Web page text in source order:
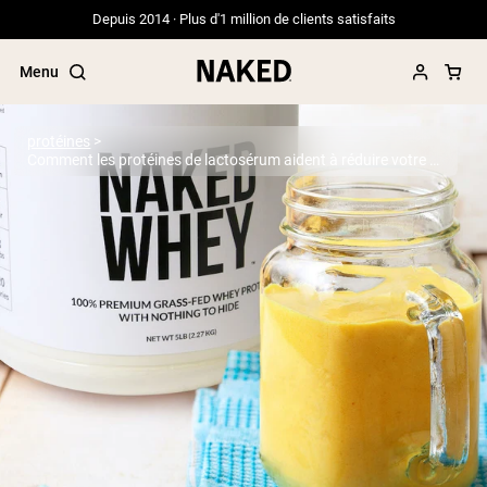
Depuis 2014 · Plus d'1 million de clients satisfaits
Menu
Termes de recherche populaires
”Protein Powder“
”Overnight Oats“
”Vegan protein“
”Micellar Casein“
PROTÉINES EN POUDRE Meilleure Vente
Protéine de pois
Protéine de Whey en Poudre
Peptides de collagène
protéines